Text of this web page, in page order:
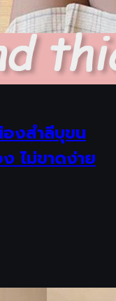
งสำลีบุขน
ไม่ขาดง่าย